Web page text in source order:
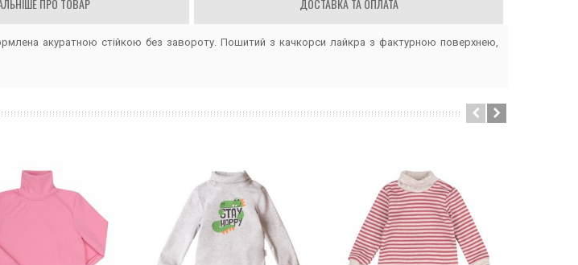
ПРО ТОВАР ДОСТАВКА ТА ОПЛАТА
акуратною стійкою без завороту. Пошитий з качкорси лайкра з фактурною поверхнею,